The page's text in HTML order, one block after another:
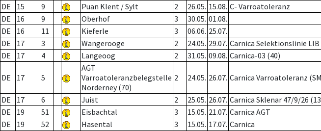
DE
15 9 Puan Klent / Sylt 2 26.05. 15.08. C- Varroatoleranz
DE
16 9 Oberhof 3 30.05. 01.08.
DE
16 11 Kieferle 3 06.06. 25.07.
DE
17 3 Wangerooge 2 24.05. 29.07. Carnica Selektionslinie LIB
DE
17 4 Langeoog 2 31.05. 09.08. Carnica-03 (40)
DE 17 5
AGT
Varroatoleranzbelegstelle
Norderney (70)
2 24.05. 26.07. Carnica Varroatoleranz
DE 17 6 Juist 2 25.05. 26.07. Carnica Sklenar 47/9/26
DE
19 51 Eisbachtal 3 15.05. 21.07. Carnica AGT
DE
19 52 Hasental 3 15.05. 17.07. Carnica